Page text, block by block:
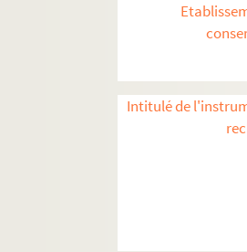
Intitulé de
Dossier n° 29
Dossier n° 30
Dossier n° 32
Dossier n° 33